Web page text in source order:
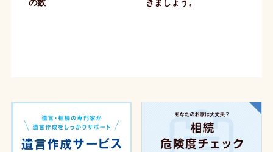
の数 きましょう。